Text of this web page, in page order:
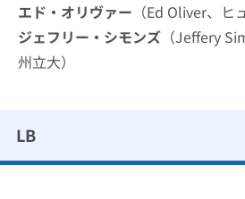
エド・オリヴァー （Ed Oliver、ヒ
ジェフリー・シモンズ （Jeffery
州立大）
LB